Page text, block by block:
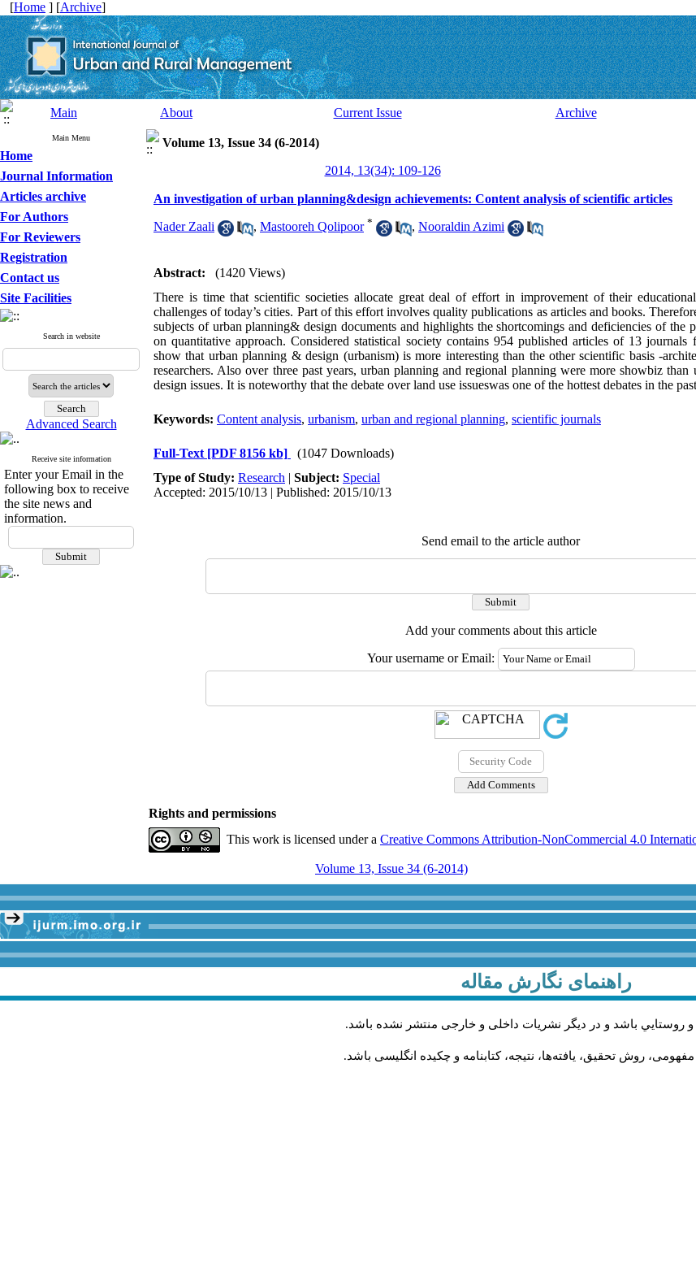
[Home ] [Archive]
Main About Current Issue Archive
Main Menu
Home
Journal Information
Articles archive
For Authors
For Reviewers
Registration
Contact us
Site Facilities
Search in website
Advanced Search
Receive site information
Enter your Email in the
following box to receive
the site news and
information.
Volume 13, Issue 34 (6-2014)
2014, 13(34): 109-126
An investigation of urban planning&design achievements: Content analysis of scientific articles
Nader Zaali , Mastooreh Qolipoor * , Nooraldin Azimi
Abstract:
(1420 Views)
There is time that scientific societies allocate great deal of effort in improvement of their
challenges of today’s cities. Part of this effort involves quality publications as articles and books.
subjects of urban planning& design documents and highlights the shortcomings and deficiencies of the
on quantitative approach. Considered statistical society contains 954 published articles of 13
show that urban planning & design (urbanism) is more interesting than the other scientific basis -
researchers. Also over three past years, urban planning and regional planning were more showbiz than
design issues. It is noteworthy that the debate over land use issueswas one of the hottest debates in the
Keywords: Content analysis, urbanism, urban and regional planning, scientific journals
Full-Text [PDF 8156 kb]
(1047 Downloads)
Type of Study: Research | Subject: Special
Accepted: 2015/10/13 | Published: 2015/10/13
Send email to the article author
Add your comments about this article
Your username or Email:
Rights and permissions
This work is licensed under a Creative Commons Attribution-NonCommercial 4.0
Volume 13, Issue 34 (6-2014)
راهنمای نگارش مقاله
باشد و در دیگر نشریات داخلی و خارجی منتشر نشده باشد.
روش تحقیق، یافته‌ها، نتیجه، کتابنامه و چکیده انگلیسی باشد.